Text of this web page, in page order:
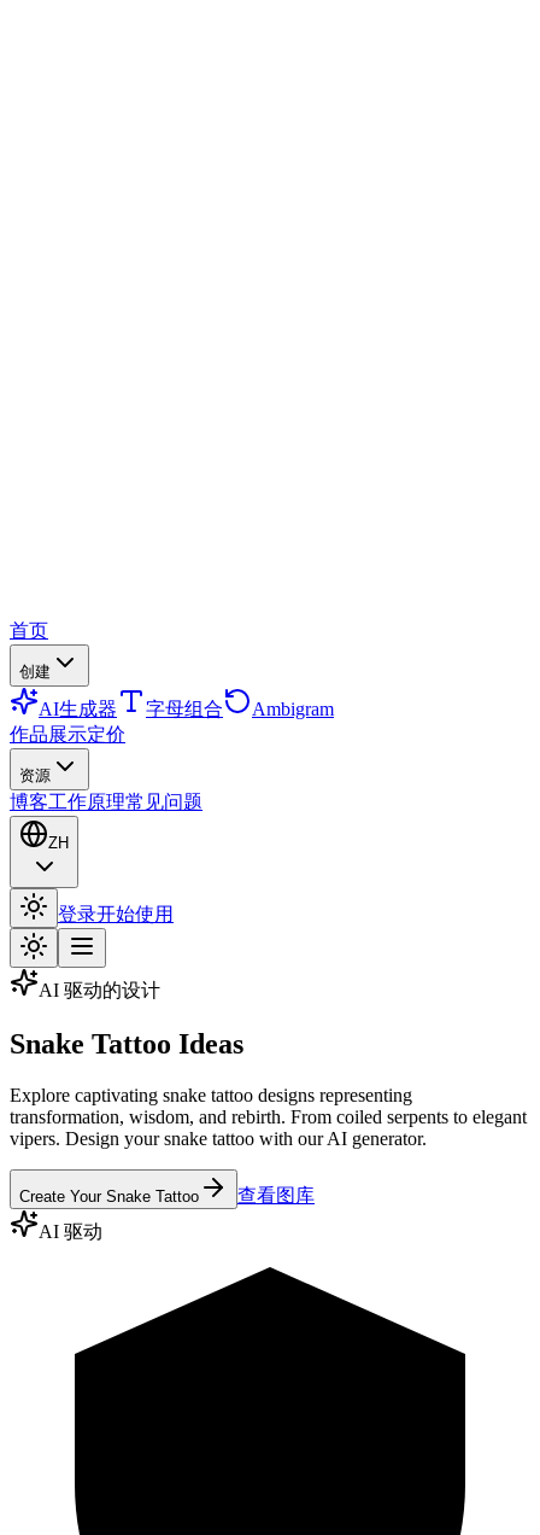
首页
创建
AI生成器 字母组合
Ambigram
作品展示定价
资源
博客工作原理常见问题
ZH
登录开始使用
AI 驱动的设计
Snake Tattoo Ideas
Explore captivating snake tattoo designs representing
transformation, wisdom, and rebirth. From coiled serpents to elegant
vipers. Design your snake tattoo with our AI generator.
Create Your Snake Tattoo
查看图库
AI 驱动